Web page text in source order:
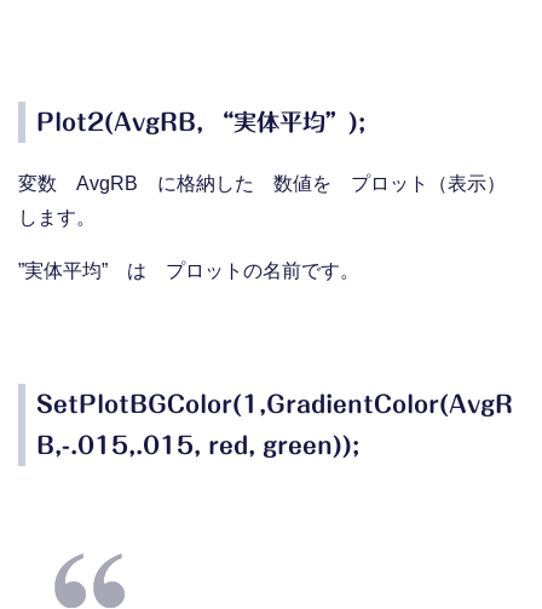
Plot2(AvgRB, “実体平均”);
変数 AvgRB に格納した 数値を プロット（表示）
します。
”実体平均” は プロットの名前です。
SetPlotBGColor(1,GradientColor(AvgR
B,-.015,.015, red, green));